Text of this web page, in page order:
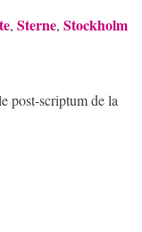
, Sterne, Stockholm
post-scriptum de la